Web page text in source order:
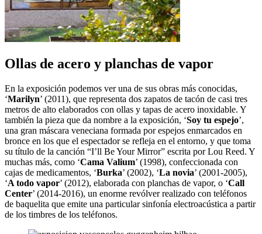
Ollas de acero y planchas de vapor
En la exposición podemos ver una de sus obras más conocidas,
‘Marilyn’ (2011), que representa dos zapatos de tacón de casi tres
metros de alto elaborados con ollas y tapas de acero inoxidable. Y
también la pieza que da nombre a la exposición, ‘Soy tu espejo’,
una gran máscara veneciana formada por espejos enmarcados en
bronce en los que el espectador se refleja en el entorno, y que toma
su título de la canción “I’ll Be Your Mirror” escrita por Lou Reed. Y
muchas más, como ‘Cama Valium’ (1998), confeccionada con
cajas de medicamentos, ‘Burka’ (2002), ‘La novia’ (2001-2005),
‘A todo vapor’ (2012), elaborada con planchas de vapor, o ‘Call
Center’ (2014-2016), un enorme revólver realizado con teléfonos
de baquelita que emite una particular sinfonía electroacústica a partir
de los timbres de los teléfonos.